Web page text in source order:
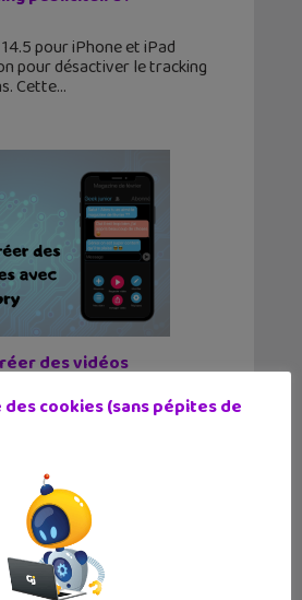
pour iPhone et iPad
pour désactiver le tracking
Cette
des vidéos
application innovante et
personnes fictives et
cookies (sans pépites de